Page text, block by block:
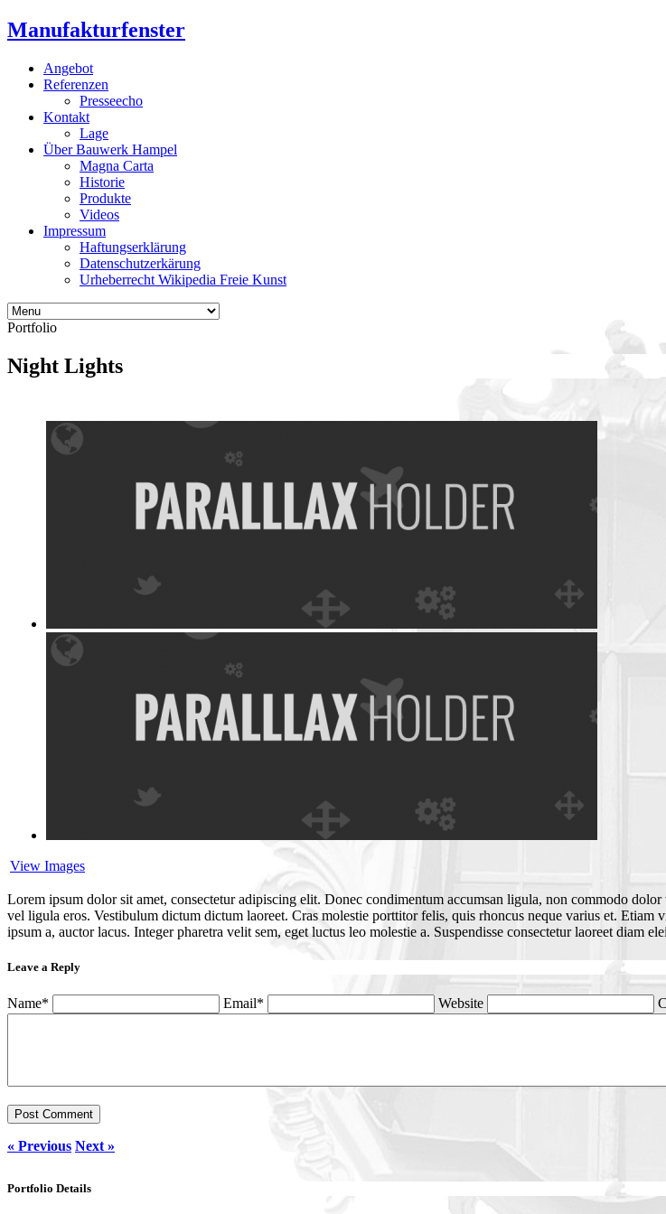
Manufakturfenster
Angebot
Referenzen
Presseecho
Kontakt
Lage
Über Bauwerk Hampel
Magna Carta
Historie
Produkte
Videos
Impressum
Haftungserklärung
Datenschutzerkärung
Urheberrecht Wikipedia Freie Kunst
Portfolio
Night Lights
View Images
Lorem ipsum dolor sit amet, consectetur adipiscing elit. Donec condimentum accumsan ligula, non commodo
vel ligula eros. Vestibulum dictum dictum laoreet. Cras molestie porttitor felis, quis rhoncus neque varius et. Etiam
ipsum a, auctor lacus. Integer pharetra velit sem, eget luctus leo molestie a. Suspendisse consectetur laoreet diam
Leave a Reply
Name* Email* Website
« Previous Next »
Portfolio Details